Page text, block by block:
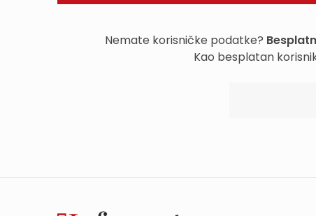
Nemate korisničke podatke?
Kao besplatan